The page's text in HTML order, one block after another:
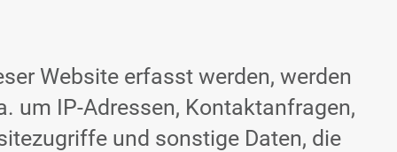
Website erfasst werden, werden
um IP-Adressen, Kontaktanfragen,
und sonstige Daten, die